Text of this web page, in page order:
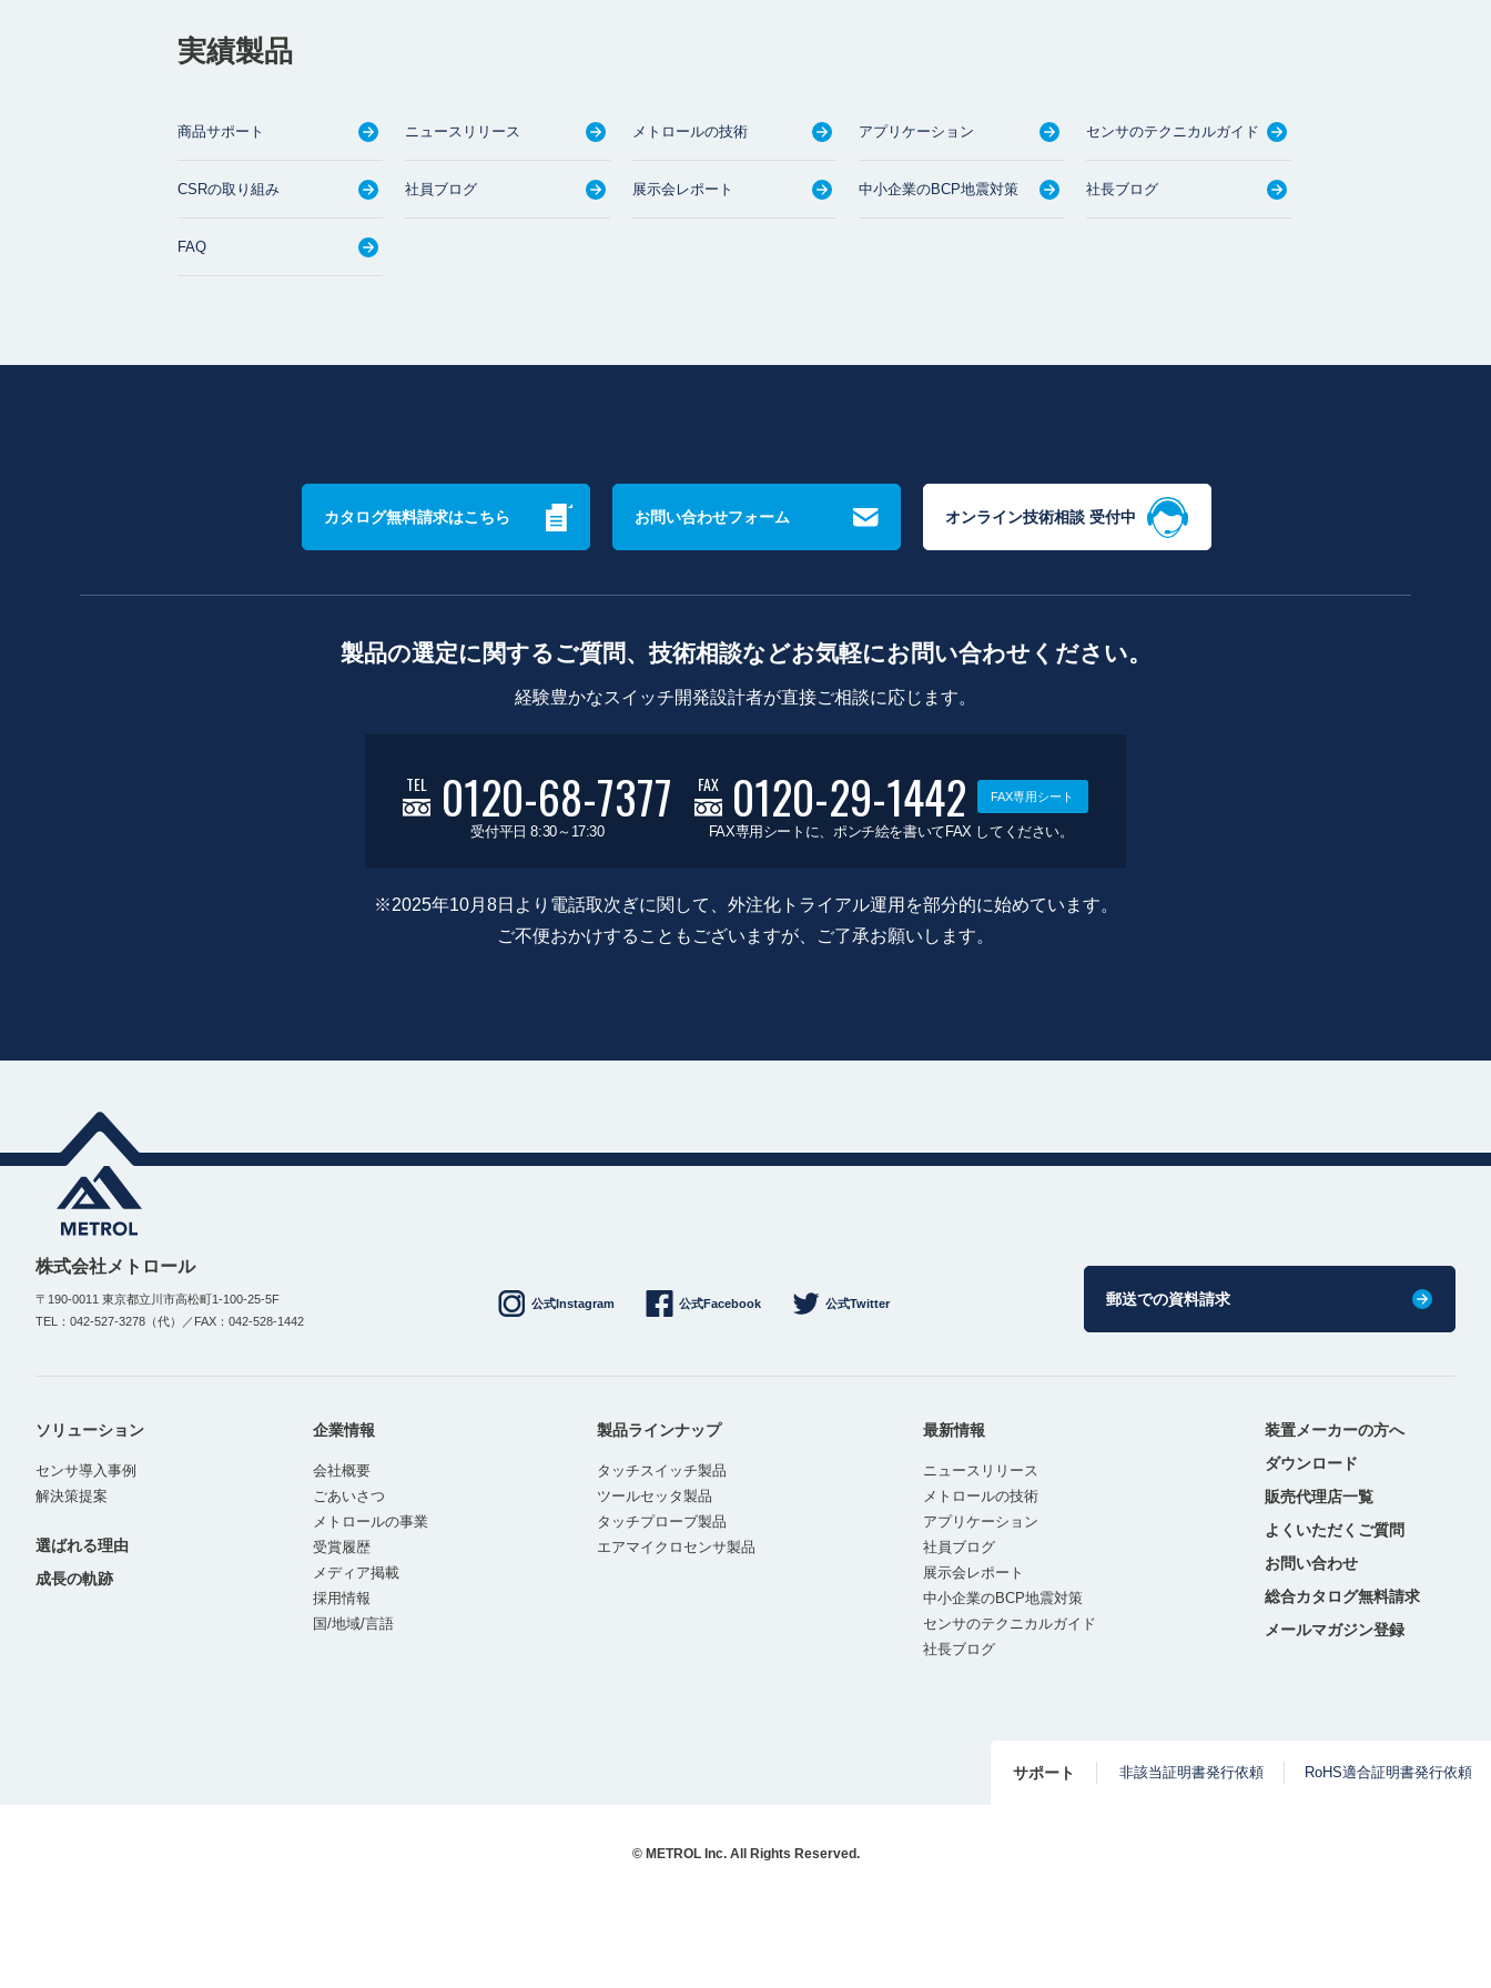
実績製品
商品サポート ニュースリリース メトロールの技術 アプリケーション センサのテクニカルガイド
CSRの取り組み 社員ブログ 展示会レポート 中小企業のBCP地震対策 社長ブログ
FAQ
カタログ無料請求はこちら お問い合わせフォーム オンライン技術相談 受付中
製品の選定に関するご質問、技術相談などお気軽にお問い合わせください。
経験豊かなスイッチ開発設計者が直接ご相談に応じます。
TEL 0120-68-7377
受付平日 8:30～17:30
FAX 0120-29-1442 FAX専用シート
FAX専用シートに、ポンチ絵を書いてFAX してください。
※2025年10月8日より電話取次ぎに関して、外注化トライアル運用を部分的に始めています。
ご不便おかけすることもございますが、ご了承お願いします。
株式会社メトロール
〒190-0011 東京都立川市高松町1-100-25-5F
TEL：042-527-3278（代）／FAX：042-528-1442
公式Instagram 公式Facebook 公式Twitter 郵送での資料請求
ソリューション
センサ導入事例
解決策提案
選ばれる理由
成長の軌跡
企業情報
会社概要
ごあいさつ
メトロールの事業
受賞履歴
メディア掲載
採用情報
国/地域/言語
製品ラインナップ
タッチスイッチ製品
ツールセッタ製品
タッチプローブ製品
エアマイクロセンサ製品
最新情報
ニュースリリース
メトロールの技術
アプリケーション
社員ブログ
展示会レポート
中小企業のBCP地震対策
センサのテクニカルガイド
社長ブログ
装置メーカーの方へ
ダウンロード
販売代理店一覧
よくいただくご質問
お問い合わせ
総合カタログ無料請求
メールマガジン登録
サポート 非該当証明書発行依頼 RoHS適合証明書発行依頼
© METROL Inc. All Rights Reserved.